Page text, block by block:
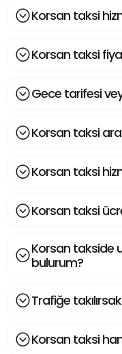
Korsan taksi
Korsan taksi
Gece tarifesi
Korsan taksi
Korsan taksi
Korsan taksi
Korsan takside
bulurum?
Trafiğe
Korsan taksi